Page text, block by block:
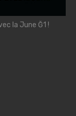
la June Ğ1 !